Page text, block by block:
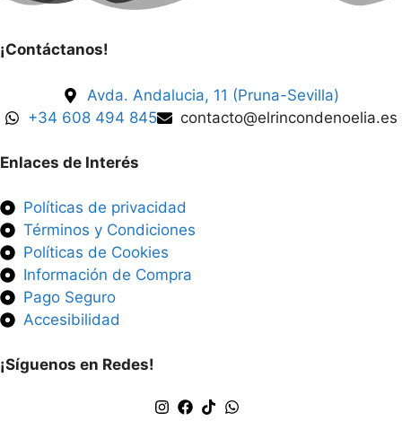
¡Contáctanos!
Avda. Andalucia, 11 (Pruna-Sevilla)
+34 608 494 845
contacto@elrincondenoelia.es
Enlaces de Interés
Políticas de privacidad
Términos y Condiciones
Políticas de Cookies
Información de Compra
Pago Seguro
Accesibilidad
¡Síguenos en Redes!